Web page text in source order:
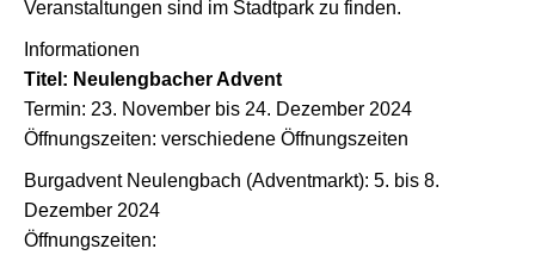
Veranstaltungen sind im Stadtpark zu finden.
Informationen
Titel: Neulengbacher Advent
Termin: 23. November bis 24. Dezember 2024
Öffnungszeiten: verschiedene Öffnungszeiten
Burgadvent Neulengbach (Adventmarkt): 5. bis 8.
Dezember 2024
Öffnungszeiten: